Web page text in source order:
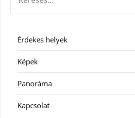
Érdekes helyek
Képek
Panoráma
Kapcsolat